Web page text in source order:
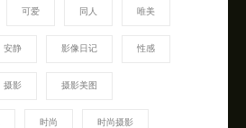
可爱 同人 唯美
安静 影像日记 性感
摄影 摄影美图
时尚 时尚摄影